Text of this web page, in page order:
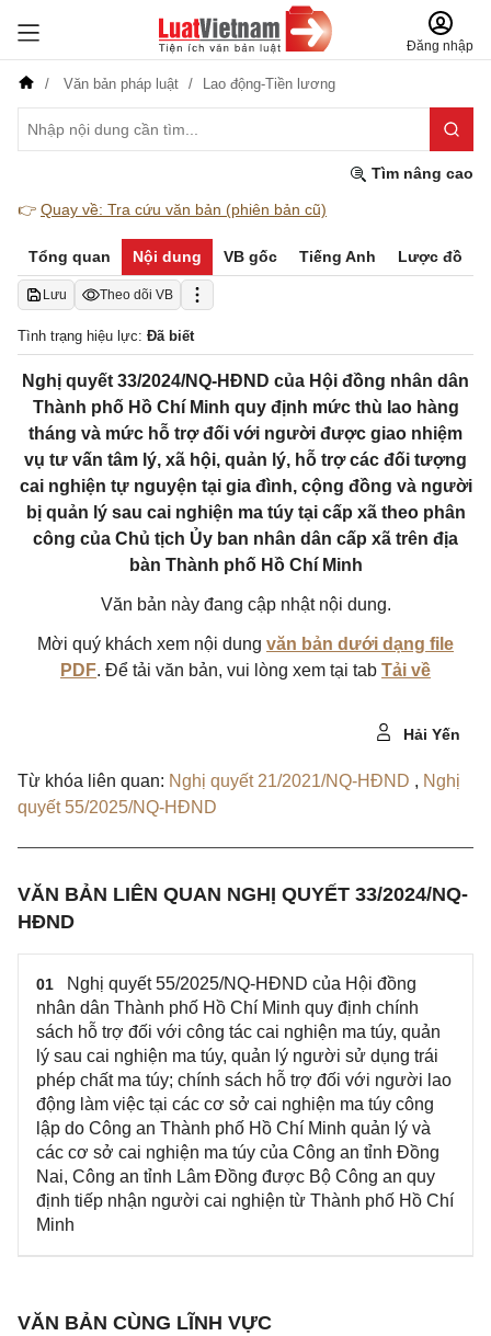
Đăng nhập
Văn bản pháp luật Lao động-Tiền lương
Tìm nâng cao
👉 Quay về: Tra cứu văn bản (phiên bản cũ)
Tổng quan Nội dung VB gốc Tiếng Anh Lược đồ
Lưu Theo dõi VB
Tình trạng hiệu lực: Đã biết
Nghị quyết 33/2024/NQ-HĐND của Hội đồng nhân dân
Thành phố Hồ Chí Minh quy định mức thù Iao hàng
tháng và mức hỗ trợ đối với người được giao nhiệm
vụ tư vấn tâm lý, xã hội, quản lý, hỗ trợ các đối tượng
cai nghiện tự nguyện tại gia đình, cộng đồng và người
bị quản lý sau cai nghiện ma túy tại cấp xã theo phân
công của Chủ tịch Ủy ban nhân dân cấp xã trên địa
bàn Thành phố Hồ Chí Minh
Văn bản này đang cập nhật nội dung.
Mời quý khách xem nội dung văn bản dưới dạng file
PDF. Để tải văn bản, vui lòng xem tại tab Tải về
Hải Yến
Từ khóa liên quan: Nghị quyết 21/2021/NQ-HĐND , Nghị
quyết 55/2025/NQ-HĐND
VĂN BẢN LIÊN QUAN NGHỊ QUYẾT 33/2024/NQ-
HĐND
01
Nghị quyết 55/2025/NQ-HĐND của Hội đồng
nhân dân Thành phố Hồ Chí Minh quy định chính
sách hỗ trợ đối với công tác cai nghiện ma túy, quản
lý sau cai nghiện ma túy, quản lý người sử dụng trái
phép chất ma túy; chính sách hỗ trợ đối với người lao
động làm việc tại các cơ sở cai nghiện ma túy công
lập do Công an Thành phố Hồ Chí Minh quản lý và
các cơ sở cai nghiện ma túy của Công an tỉnh Đồng
Nai, Công an tỉnh Lâm Đồng được Bộ Công an quy
định tiếp nhận người cai nghiện từ Thành phố Hồ Chí
Minh
VĂN BẢN CÙNG LĨNH VỰC